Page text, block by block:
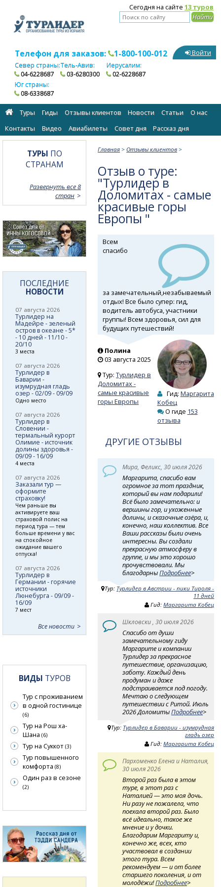
Сегодня на сайте 13 туров
Телефон для заказов: 1-800-100-012
Север страны:
04-6228687
Тель-Авив:
03-6280300
Иерусалим:
02-6228687
Юг страны:
08-6338687
Войти
Туры Гиды Отзывы клиентов Новости Статьи
О нас
Контакты
Видео Авиабилеты Cовет дня Рассказ дня
Главная > Отзывы клиентов >
Отзыв о туре:
"Турлидер в
Доломитах - самые
красивые горы
Европы "
Всем
спасибо
за замечательный,незабываемый
отдых! Все было супер: гид,
водитель автобуса, участники
группы! Всем здоровья, сил для
будущих путешествий!
Полина
03 августа 2025
Тур:Турлидер в
Доломитах -
самые красивые
горы Европы
Гид: Маргарита
Кобец
О гиде 153
отзыва
ДРУГИЕ ОТЗЫВЫ
Мира, Феликс, 30 июля 2026
Маргарита, спасибо вам
огромное за тот праздник,
который вы нам подарили!
Всё было замечательно: и
вершины гор, и ухоженные
долины, и сказочные озёра, и,
конечно, наш коллектив. Все
Ваши рассказы были очень
интересны. Вы создали
прекрасную атмосферу в
группе, и мы это хорошо
прочувствовали. Мы
благодарныПодробнее>
Тур: Турлидер в Австрии - пики Тироля -
11 дней
Гид:Маргарита Кобец
Шкловски , 30 июля 2026
Спасибо от души
замечательному гиду
Маргарите и компании
Турлидер за прекрасное
путешествие, организацию,
заботу. Каждый день
продуман и даже
подстраивается под погоду.
Мечтаю о следующем
путешествии с Ритой. Июль
2026 ДоломитыПодробнее>
Тур: Турлидер в Баварии - изумрудная
гладь озер
Гид:Маргарита Кобец
Пархоменко Елена и Наталия,
30 июля 2026
Второй раз была в этом
туре, в этот раз с
Наталией — это моя дочь.
Ни разу не пожалела, что
поехала второй раз. Было
всё идеально, такое же
мнение и у дочки.
Благодарим Маргариту и,
конечно же, всех, кто
участвовал в создании
этого тура. Всем
рекомендуем — и от более
старшего поколения, и от
молодёжи!Подробнее>
ТУРЫ ПО
СТРАНАМ
Развернуть все 8
стран
ПОСЛЕДНИЕ
НОВОСТИ
07 августа 2026
Турлидер на
Мадейре - зеленый
остров в океане - 5*
- 10 дней - 11/10 -
20/10
3 места
07 августа 2026
Турлидер в
Баварии -
изумрудная гладь
озер - 02/09 - 09/09
Одно место
07 августа 2026
Турлидер в
Словении -
термальный курорт
Олимие - источник
долины здоровья -
09/09 - 16/09
4 места
07 августа 2026
Заказали тур —
оформите
страховку!
Чем раньше вы
активируете ваш
страховой полис на
период тура — тем
больше времени у вас
на спокойное
ожидание вашего
отпуска!
07 августа 2026
Турлидер в
Германии - горячие
источники
Люнебурга - 09/09 -
16/09
7 мест
Все новости
ВИДЫ ТУРОВ
Тур с проживанием
в одной гостинице
(6)
Тур на Рош ха-
Шана (6)
Тур на Суккот (3)
Тур повышенного
комфорта (8)
Один раз в сезоне
(2)